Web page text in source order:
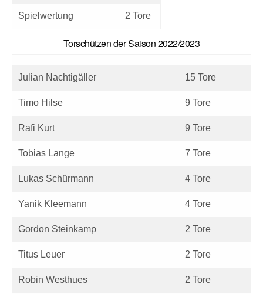
Spielwertung 2 Tore
Torschützen der Saison 2022/2023
Julian Nachtigäller 15 Tore
Timo Hilse 9 Tore
Rafi Kurt 9 Tore
Tobias Lange 7 Tore
Lukas Schürmann 4 Tore
Yanik Kleemann 4 Tore
Gordon Steinkamp 2 Tore
Titus Leuer 2 Tore
Robin Westhues 2 Tore